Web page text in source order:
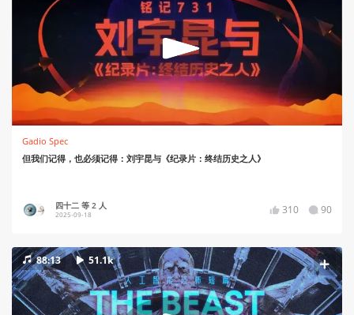
Gadio Spec
但我们记得，也必须记得：刘宇昆与《纪录片：终结历史之人》
四十二 等 2 人
2025-09-18 310 90
88:13 51.1k